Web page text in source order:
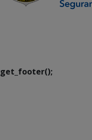
get_footer();